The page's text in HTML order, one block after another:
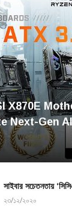
X870E
Next-Gen
সাইবার সচেতনতায়
২৩/১২/২০২০